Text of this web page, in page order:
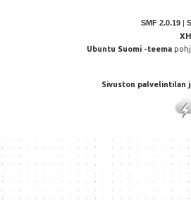
SMF 2.0.19 |
Ubuntu Suomi -teema
Sivuston palvelintilan